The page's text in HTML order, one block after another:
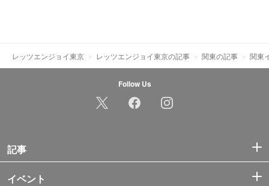
レッツエンジョイ東京 レッツエンジョイ東京の記事 関東の記事 関東
Follow Us
記事
イベント